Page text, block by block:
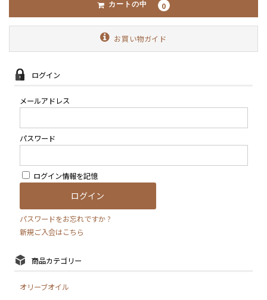
カートの中 0
お買い物ガイド
ログイン
メールアドレス
パスワード
ログイン情報を記憶
パスワードをお忘れですか ?
新規ご入会はこちら
商品カテゴリー
オリーブオイル